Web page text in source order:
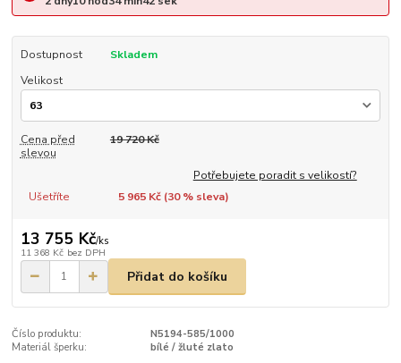
Dostupnost
Skladem
Velikost
Cena před
slevou
19 720 Kč
Potřebujete poradit s velikostí?
Ušetříte
5 965 Kč (30% sleva)
13 755 Kč/ks
11 368 Kč bez DPH
Přidat do košíku
Číslo produktu:
N5194-585/1000
Materiál šperku:
bílé / žluté zlato